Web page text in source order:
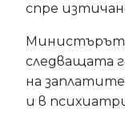
спре
Министърът
следващата
на
и в